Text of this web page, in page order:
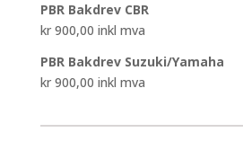
PBR Bakdrev CBR
kr900,00 inkl mva
PBR Bakdrev Suzuki/Yamaha
kr900,00 inkl mva